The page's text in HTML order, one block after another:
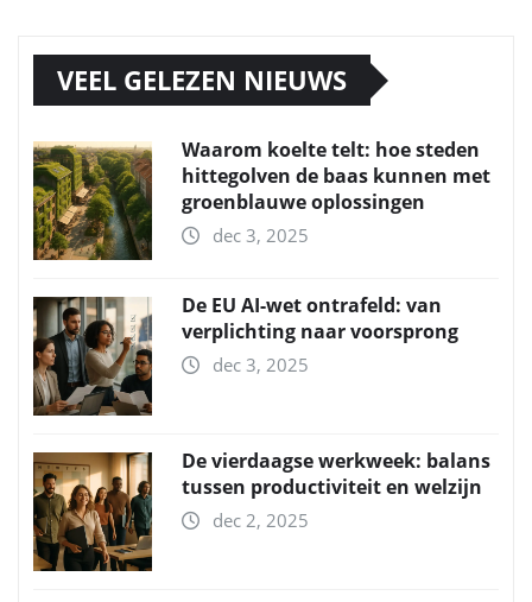
VEEL GELEZEN NIEUWS
Waarom koelte telt: hoe steden
hittegolven de baas kunnen met
groenblauwe oplossingen
dec 3, 2025
De EU AI-wet ontrafeld: van
verplichting naar voorsprong
dec 3, 2025
De vierdaagse werkweek: balans
tussen productiviteit en welzijn
dec 2, 2025